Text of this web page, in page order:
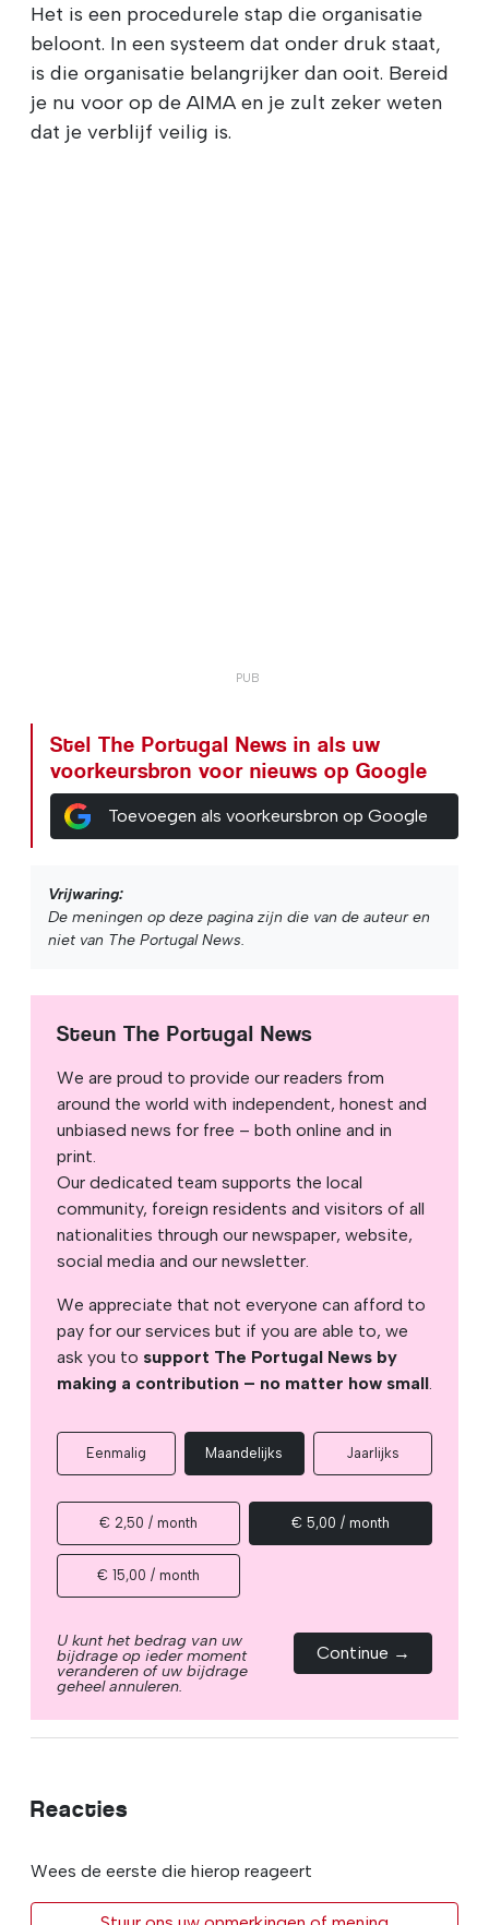
Het is een procedurele stap die organisatie
beloont. In een systeem dat onder druk staat,
is die organisatie belangrijker dan ooit. Bereid
je nu voor op de AIMA en je zult zeker weten
dat je verblijf veilig is.
Stel The Portugal News in als uw
voorkeursbron voor nieuws op Google
Toevoegen als voorkeursbron op Google
Vrijwaring:
De meningen op deze pagina zijn die van de auteur en
niet van The Portugal News.
Steun The Portugal News
We are proud to provide our readers from
around the world with independent, honest and
unbiased news for free – both online and in
print.
Our dedicated team supports the local
community, foreign residents and visitors of all
nationalities through our newspaper, website,
social media and our newsletter.
We appreciate that not everyone can afford to
pay for our services but if you are able to, we
ask you to support The Portugal News by
making a contribution – no matter how small.
Eenmalig Maandelijks Jaarlijks
€ 2,50 / month € 5,00 / month
€ 15,00 / month
U kunt het bedrag van uw
bijdrage op ieder moment
veranderen of uw bijdrage
geheel annuleren.
Continue →
Reacties
Wees de eerste die hierop reageert